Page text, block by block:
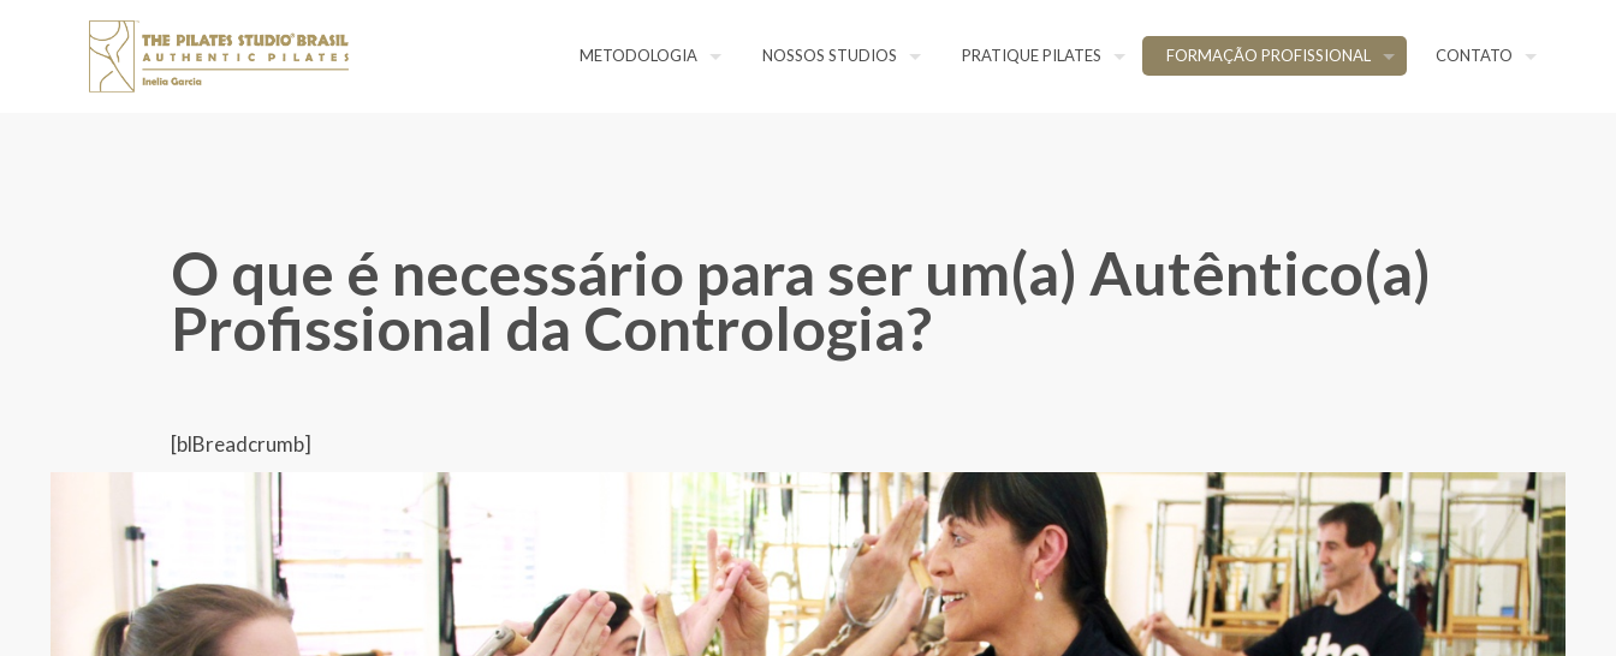
METODOLOGIA NOSSOS STUDIOS PRATIQUE PILATES FORMAÇÃO PROFISSIONAL CONTATO
O que é necessário para ser um(a) Autêntico(a)
Profissional da Contrologia?
[blBreadcrumb]